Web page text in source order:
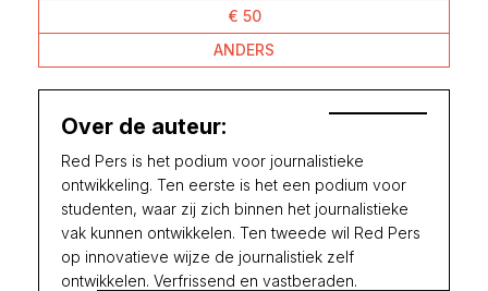
€ 50
ANDERS
Over de auteur:
Red Pers is het podium voor journalistieke
ontwikkeling. Ten eerste is het een podium voor
studenten, waar zij zich binnen het journalistieke
vak kunnen ontwikkelen. Ten tweede wil Red Pers
op innovatieve wijze de journalistiek zelf
ontwikkelen. Verfrissend en vastberaden.